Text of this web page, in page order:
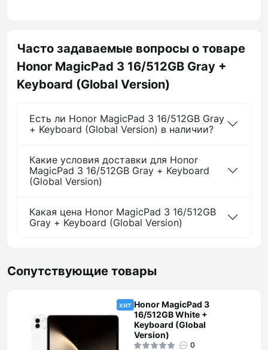
Часто задаваемые вопросы о товаре
Honor MagicPad 3 16/512GB Gray +
Keyboard (Global Version)
Есть ли Honor MagicPad 3 16/512GB Gray
+ Keyboard (Global Version) в наличии?
Какие условия доставки для Honor
MagicPad 3 16/512GB Gray + Keyboard
(Global Version)
Какая цена Honor MagicPad 3 16/512GB
Gray + Keyboard (Global Version)
Сопутствующие товары
хит Honor MagicPad 3
16/512GB White +
Keyboard (Global
Version)
0